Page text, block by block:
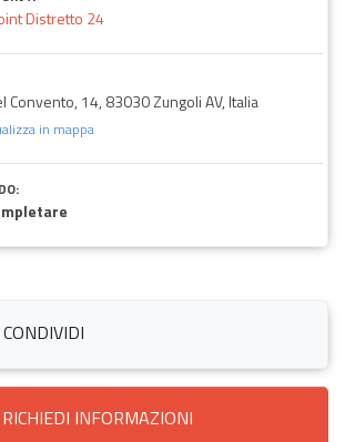
Distretto 24
Convento, 14, 83030 Zungoli AV, Italia
in mappa
CONDIVIDI
RICHIEDI INFORMAZIONI